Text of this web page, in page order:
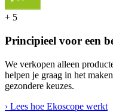
+ 5
Principieel voor een
We verkopen alleen
helpen je graag in het
gezondere keuzes.
› Lees hoe Ekoscope werkt